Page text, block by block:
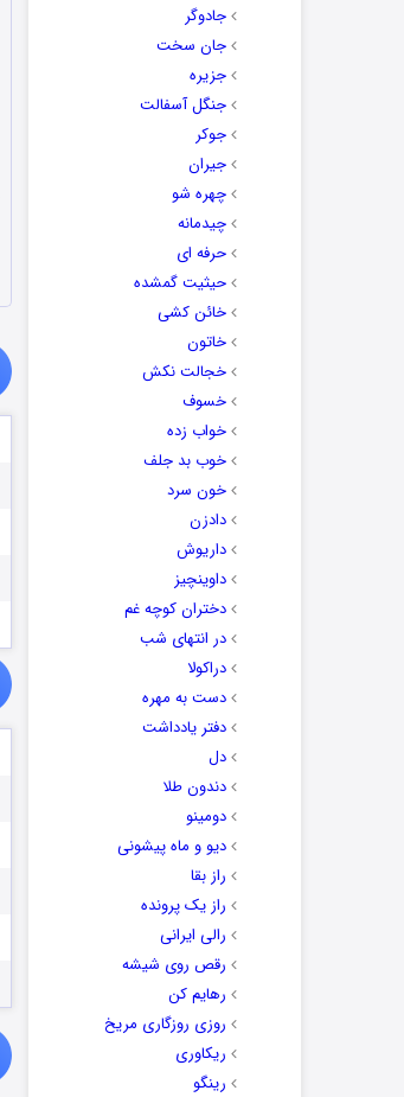
جادوگر
جان سخت
جزیره
جنگل آسفالت
جوکر
جیران
چهره شو
چیدمانه
حرفه ای
حیثیت گمشده
خائن کشی
خاتون
خجالت نکش
خسوف
خواب زده
خوب بد جلف
خون سرد
دادزن
داریوش
داوینچیز
دختران کوچه غم
در انتهای شب
دراکولا
دست به مهره
دفتر یادداشت
دل
دندون طلا
دومینو
دیو و ماه پیشونی
راز بقا
راز یک پرونده
رالی ایرانی
رقص روی شیشه
رهایم کن
روزی روزگاری مریخ
ریکاوری
رینگو